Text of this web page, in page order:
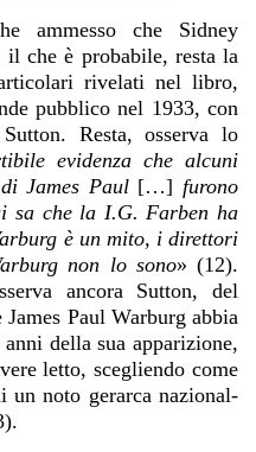
ammesso che Sidney
che è probabile, resta la
rivelati nel libro,
pubblico nel 1933, con
Resta, osserva lo
evidenza che alcuni
James Paul […] furono
sa che la I.G. Farben ha
è un mito, i direttori
non lo sono» (12).
ancora Sutton, del
Paul Warburg abbia
della sua apparizione,
letto, scegliendo come
noto gerarca nazional-